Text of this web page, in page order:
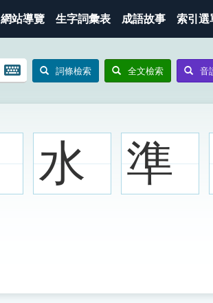
網站導覽 生字詞彙表 成語故事 索引選
開
鍵
圖
詞條檢索 全文檢索 音
水 準